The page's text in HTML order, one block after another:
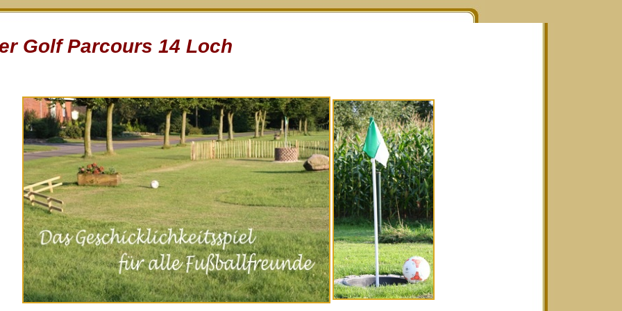
Golf Parcours 14 Loch